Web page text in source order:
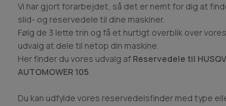
Vi har gjort forarbejdet, så det er nemt for dig at
slid- og reservedele til dine maskiner.
Følg de 3 lette trin og få et hurtigt overblik over
udvalg at dele til netop din maskine.
Her finder du vores udvalg af Reservedele til
AUTOMOWER 105.
Du kan udfylde vores reservedelsfinder med type